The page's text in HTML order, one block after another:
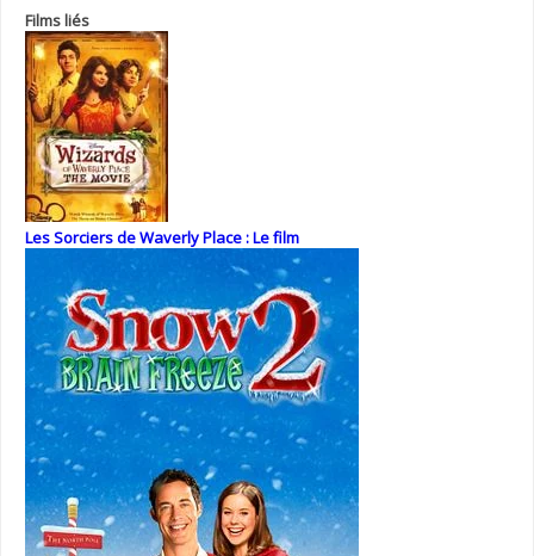
Films liés
Les Sorciers de Waverly Place : Le film